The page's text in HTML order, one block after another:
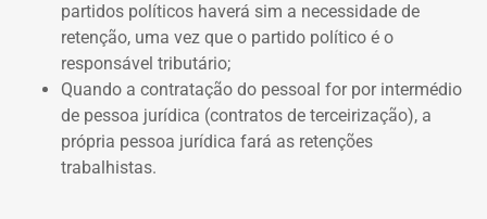
partidos políticos haverá sim a necessidade de
retenção, uma vez que o partido político é o
responsável tributário;
Quando a contratação do pessoal for por intermédio
de pessoa jurídica (contratos de terceirização), a
própria pessoa jurídica fará as retenções
trabalhistas.